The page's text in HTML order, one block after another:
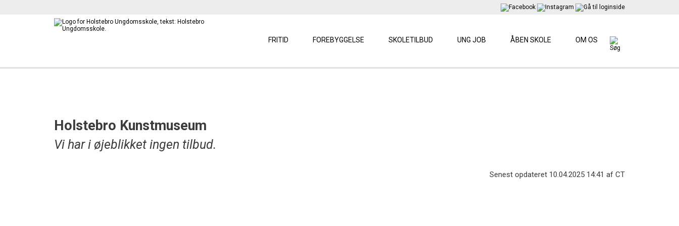
OM OS
ÅBEN SKOLE
UNG JOB
SKOLETILBUD
FOREBYGGELSE
FRITID
Holstebro Kunstmuseum
Vi har i øjeblikket ingen tilbud.
Senest opdateret 10.04.2025 14:41 af CT